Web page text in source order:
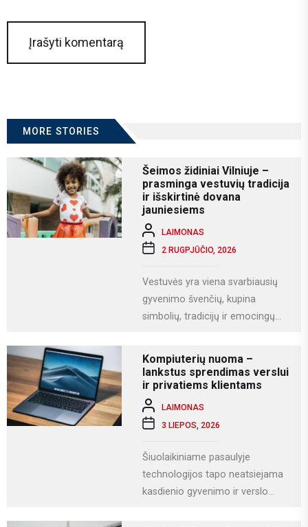
MORE STORIES
Šeimos židiniai Vilniuje –
prasminga vestuvių tradicija
ir išskirtinė dovana
jauniesiems
LAIMONAS
2 RUGPJŪČIO, 2026
Vestuvės yra viena svarbiausių
gyvenimo švenčių, kupina
simbolių, tradicijų ir emocingų
vestuvių...
Kompiuterių nuoma –
lankstus sprendimas verslui
ir privatiems klientams
LAIMONAS
3 LIEPOS, 2026
Šiuolaikiniame pasaulyje
technologijos tapo neatsiejama
kasdienio gyvenimo ir verslo